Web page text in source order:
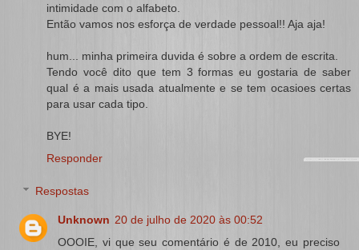
intimidade com o alfabeto.
Então vamos nos esforça de verdade pessoal!! Aja aja!
hum... minha primeira duvida é sobre a ordem de escrita.
Tendo você dito que tem 3 formas eu gostaria de saber
qual é a mais usada atualmente e se tem ocasioes certas
para usar cada tipo.
BYE!
Responder
Respostas
Unknown 20 de julho de 2020 às 00:52
OOOIE, vi que seu comentário é de 2010, eu preciso